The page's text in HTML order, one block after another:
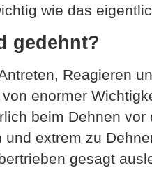
wie das
gedehnt?
Reagieren
enormer
beim Dehnen
und extrem zu
gesagt